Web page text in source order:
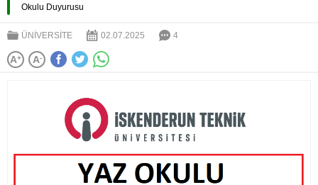
Okulu Duyurusu
ÜNIVERSITE 02.07.2025 4
A+ A-